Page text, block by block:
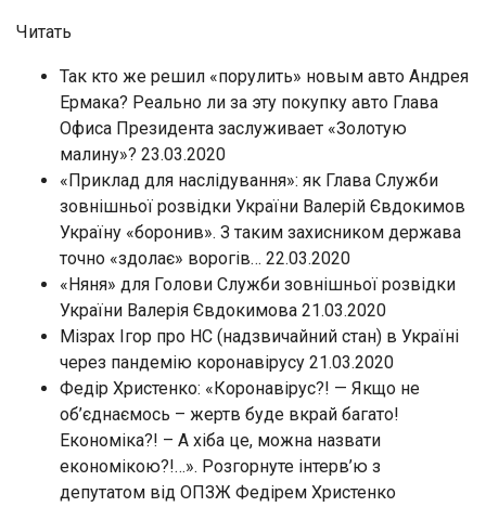
Читать
Так кто же решил «порулить» новым авто Андрея
Ермака? Реально ли за эту покупку авто Глава
Офиса Президента заслуживает «Золотую
малину»? 23.03.2020
«Приклад для наслідування»: як Глава Служби
зовнішньої розвідки України Валерій Євдокимов
Україну «боронив». З таким захисником держава
точно «здолає» ворогів… 22.03.2020
«Няня» для Голови Служби зовнішньої розвідки
України Валерія Євдокимова 21.03.2020
Мізрах Ігор про НС (надзвичайний стан) в Україні
через пандемію коронавірусу 21.03.2020
Федір Христенко: «Коронавірус?! — Якщо не
об’єднаємось – жертв буде вкрай багато!
Економіка?! – А хіба це, можна назвати
економікою?!…». Розгорнуте інтерв’ю з
депутатом від ОПЗЖ Федірем Христенко